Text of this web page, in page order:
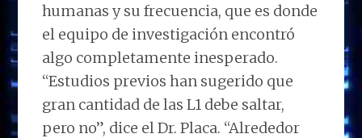
humanas y su frecuencia, que es donde
el equipo de investigación encontró
algo completamente inesperado.
“Estudios previos han sugerido que
gran cantidad de las L1 debe saltar,
pero no”, dice el Dr. Placa. “Alrededor